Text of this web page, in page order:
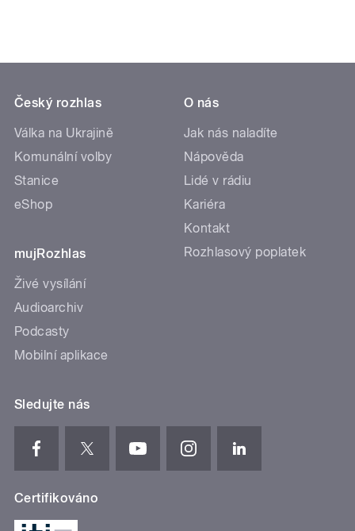
Český rozhlas
Válka na Ukrajině
Komunální volby
Stanice
eShop
mujRozhlas
Živé vysílání
Audioarchiv
Podcasty
Mobilní aplikace
O nás
Jak nás naladíte
Nápověda
Lidé v rádiu
Kariéra
Kontakt
Rozhlasový poplatek
Sledujte nás
Certifikováno